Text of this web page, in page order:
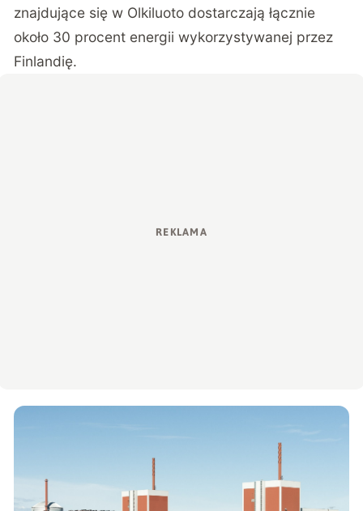
znajdujące się w Olkiluoto dostarczają łącznie
około 30 procent energii wykorzystywanej przez
Finlandię.